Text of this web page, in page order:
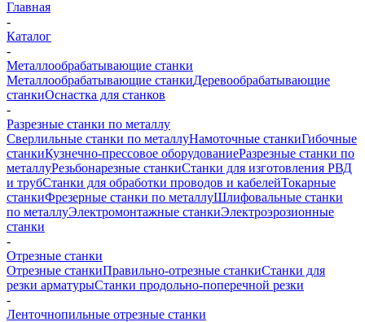
Главная
-
Каталог
-
Металлообрабатывающие станки
Металлообрабатывающие станкиДеревообрабатывающие
станкиОснастка для станков
-
Разрезные станки по металлу
Сверлильные станки по металлуНамоточные станкиГибочные
станкиКузнечно-прессовое оборудованиеРазрезные станки по
металлуРезьбонарезные станкиСтанки для изготовления РВД
и трубСтанки для обработки проводов и кабелейТокарные
станкиФрезерные станки по металлуШлифовальные станки
по металлуЭлектромонтажные станкиЭлектроэрозионные
станки
-
Отрезные станки
Отрезные станкиПравильно-отрезные станкиСтанки для
резки арматурыСтанки продольно-поперечной резки
-
Ленточнопильные отрезные станки